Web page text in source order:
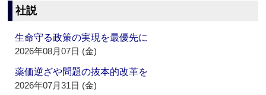
社説
生命守る政策の実現を最優先に
2026年08月07日 (金)
薬価逆ざや問題の抜本的改革を
2026年07月31日 (金)